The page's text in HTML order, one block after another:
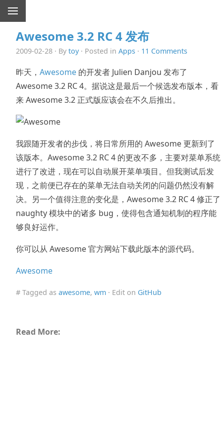
Awesome 3.2 RC 4 发布
2009-02-28 · By toy· Posted in Apps · 11 Comments
昨天， Awesome 的开发者 Julien Danjou 发布了
Awesome 3.2 RC 4。据说这是最后一个候选发布版本，看
来 Awesome 3.2 正式版应该会在不久后推出。
我跟随开发者的步伐，将日常所用的 Awesome 更新到了
该版本。Awesome 3.2 RC 4 的更改不多，主要对菜单系统
进行了改进，现在可以自动展开菜单项目。但我测试后发
现，之前便已存在的菜单无法自动关闭的问题仍然没有解
决。另一个值得注意的变化是，Awesome 3.2 RC 4 修正了
naughty 模块中的诸多 bug，使得包含通知机制的程序能
够良好运作。
你可以从 Awesome 官方网站下载此版本的源代码。
Awesome
# Tagged as awesome, wm · Edit on GitHub
Read More: